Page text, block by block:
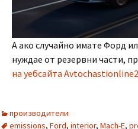
А ако случайно имате Форд
нуждае от резервни части,
на уебсайта
производители
emissions, Ford, interior, Mach-E,